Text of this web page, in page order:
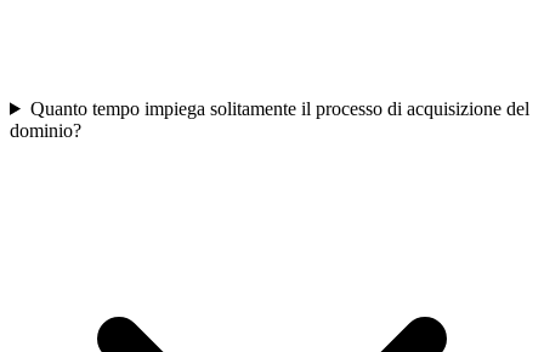
Quanto tempo impiega solitamente il processo di acquisizione del
dominio?